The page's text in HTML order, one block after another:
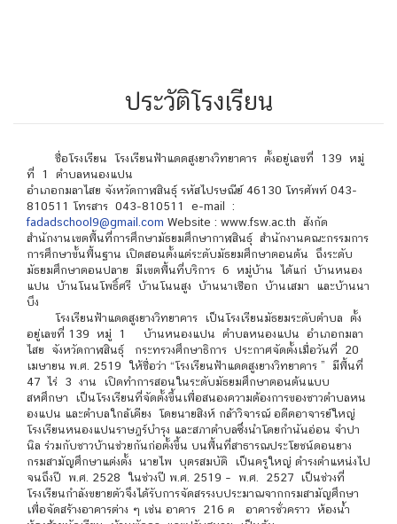
ประวัติโรงเรียน
ชื่อโรงเรียน โรงเรียนฟ้าแดดสูงยางวิทยาคาร ตั้งอยู่เลขที่ 139 หมู่
ที่ 1 ตำบลหนองแปน
อำเภอกมลาไสย จังหวัดกาฬสินธุ์ รหัสไปรษณีย์ 46130 โทรศัพท์ 043-
810511 โทรสาร 043-810511 e-mail :
fadadschool9@gmail.com Website : www.fsw.ac.th สังกัด
สำนักงานเขตพื้นที่การศึกษามัธยมศึกษากาฬสินธุ์ สำนักงานคณะกรรมการ
การศึกษาขั้นพื้นฐาน เปิดสอนตั้งแต่ระดับมัธยมศึกษาตอนต้น ถึงระดับ
มัธยมศึกษาตอนปลาย มีเขตพื้นที่บริการ 6 หมู่บ้าน ได้แก่ บ้านหนอง
แปน บ้านโนนโพธิ์ศรี บ้านโนนสูง บ้านนาเชือก บ้านเสมา และบ้านนา
บึง
โรงเรียนฟ้าแดดสูงยางวิทยาคาร เป็นโรงเรียนมัธยมระดับตำบล ตั้ง
อยู่เลขที่ 139 หมู่ 1 บ้านหนองแปน ตำบลหนองแปน อำเภอกมลา
ไสย จังหวัดกาฬสินธุ์ กระทรวงศึกษาธิการ ประกาศจัดตั้งเมื่อวันที่ 20
เมษายน พ.ศ. 2519 ให้ชื่อว่า “โรงเรียนฟ้าแดดสูงยางวิทยาคาร ” มีพื้นที่
47 ไร่ 3 งาน เปิดทำการสอนในระดับมัธยมศึกษาตอนต้นแบบ
สหศึกษา เป็นโรงเรียนที่จัดตั้งขึ้นเพื่อสนองความต้องการของชาวตำบลหน
องแปน และตำบลใกล้เคียง โดยนายสิงห์ กล้าวิจารณ์ อดีตอาจารย์ใหญ่
โรงเรียนหนองแปนราษฎร์บำรุง และสภาตำบลซึ่งนำโดยกำนันอ่อน จำปา
นิล ร่วมกับชาวบ้านช่วยกันก่อตั้งขึ้น บนพื้นที่สาธารณประโยชน์ดอนยาง
กรมสามัญศึกษาแต่งตั้ง นายไพ บุตรสมบัติ เป็นครูใหญ่ ดำรงตำแหน่งไป
จนถึงปี พ.ศ. 2528 ในช่วงปี พ.ศ. 2519 – พ.ศ. 2527 เป็นช่วงที่
โรงเรียนกำลังขยายตัวจึงได้รับการจัดสรรงบประมาณจากกรมสามัญศึกษา
เพื่อจัดสร้างอาคารต่าง ๆ เช่น อาคาร 216 ค อาคารชั่วคราว ห้องน้ำ